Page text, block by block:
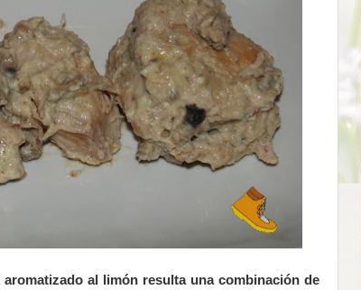
aromatizado al limón resulta una combinación de